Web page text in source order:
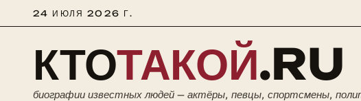
24 ИЮЛЯ 2026 Г.
КТОТАКОЙ.RU
биографии известных людей — актёры, певцы, спортсмены,